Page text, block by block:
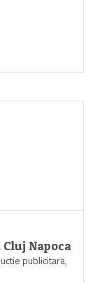
Napoca
publicitara,